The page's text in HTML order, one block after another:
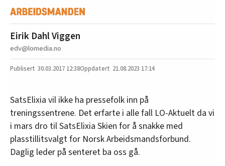
Eirik Dahl Viggen
edv@lomedia.no
30.03.2017 12:38 21.08.2023 17:14
SatsElixia vil ikke ha pressefolk inn på
treningssentrene. Det erfarte i alle fall LO-Aktuelt da vi
i mars dro til SatsElixia Skien for å snakke med
plasstillitsvalgt for Norsk Arbeidsmandsforbund.
Daglig leder på senteret ba oss gå.